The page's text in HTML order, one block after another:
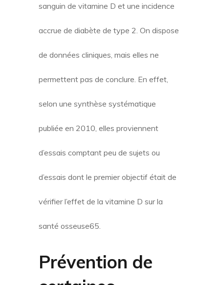
sanguin de vitamine D et une incidence
accrue de diabète de type 2. On dispose
de données cliniques, mais elles ne
permettent pas de conclure. En effet,
selon une synthèse systématique
publiée en 2010, elles proviennent
d’essais comptant peu de sujets ou
d’essais dont le premier objectif était de
vérifier l’effet de la vitamine D sur la
santé osseuse65.
Prévention de